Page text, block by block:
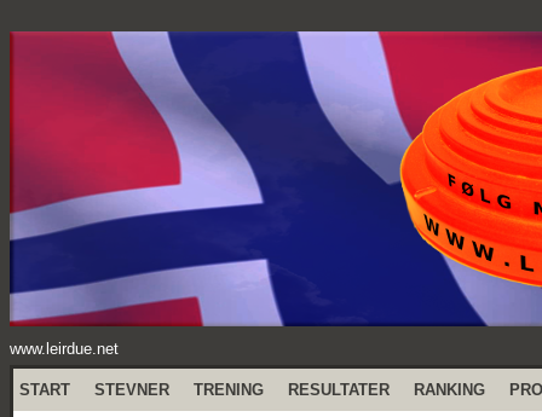
www.leirdue.net
START STEVNER TRENING RESULTATER RANKING